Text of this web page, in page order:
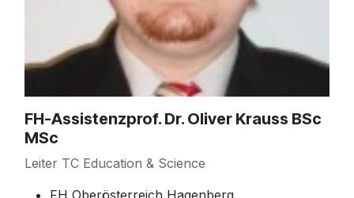
FH-Assistenzprof. Dr. Oliver Krauss BSc
MSc
Leiter TC Education & Science
FH Oberösterreich Hagenberg